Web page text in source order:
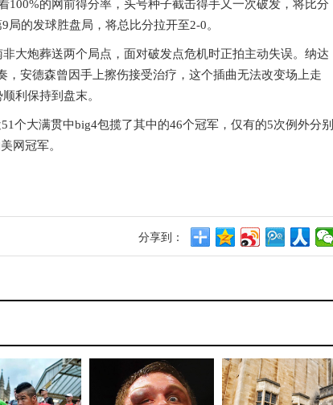
的网前得分率，头号种子截击得手又一次破发，将比分
的发球胜盘局，将总比分拉开至2-0。
大炮葬送两个局点，面对破发点危机时正拍主动失误。纳达
安德森曾因手上擦伤接受治疗，这个插曲无法改变场上走
利保持到盘末。
个大满贯中big4包揽了其中的46个冠军，仅有的5次例外分别
网冠军。
分享到：